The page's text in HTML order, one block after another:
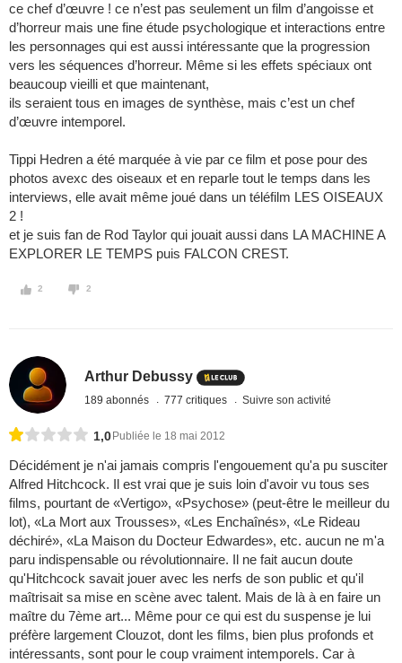
ce chef d’œuvre ! ce n’est pas seulement un film d’angoisse et
d’horreur mais une fine étude psychologique et interactions entre
les personnages qui est aussi intéressante que la progression
vers les séquences d’horreur. Même si les effets spéciaux ont
beaucoup vieilli et que maintenant,
ils seraient tous en images de synthèse, mais c’est un chef
d’œuvre intemporel.
Tippi Hedren a été marquée à vie par ce film et pose pour des
photos avexc des oiseaux et en reparle tout le temps dans les
interviews, elle avait même joué dans un téléfilm LES OISEAUX
2 !
et je suis fan de Rod Taylor qui jouait aussi dans LA MACHINE A
EXPLORER LE TEMPS puis FALCON CREST.
2 2
Arthur Debussy
189 abonnés 777 critiques Suivre son activité
1,0 Publiée le 18 mai 2012
Décidément je n'ai jamais compris l'engouement qu'a pu susciter
Alfred Hitchcock. Il est vrai que je suis loin d'avoir vu tous ses
films, pourtant de «Vertigo», «Psychose» (peut-être le meilleur du
lot), «La Mort aux Trousses», «Les Enchaînés», «Le Rideau
déchiré», «La Maison du Docteur Edwardes», etc. aucun ne m'a
paru indispensable ou révolutionnaire. Il ne fait aucun doute
qu'Hitchcock savait jouer avec les nerfs de son public et qu'il
maîtrisait sa mise en scène avec talent. Mais de là à en faire un
maître du 7ème art... Même pour ce qui est du suspense je lui
préfère largement Clouzot, dont les films, bien plus profonds et
intéressants, sont pour le coup vraiment intemporels. Car à